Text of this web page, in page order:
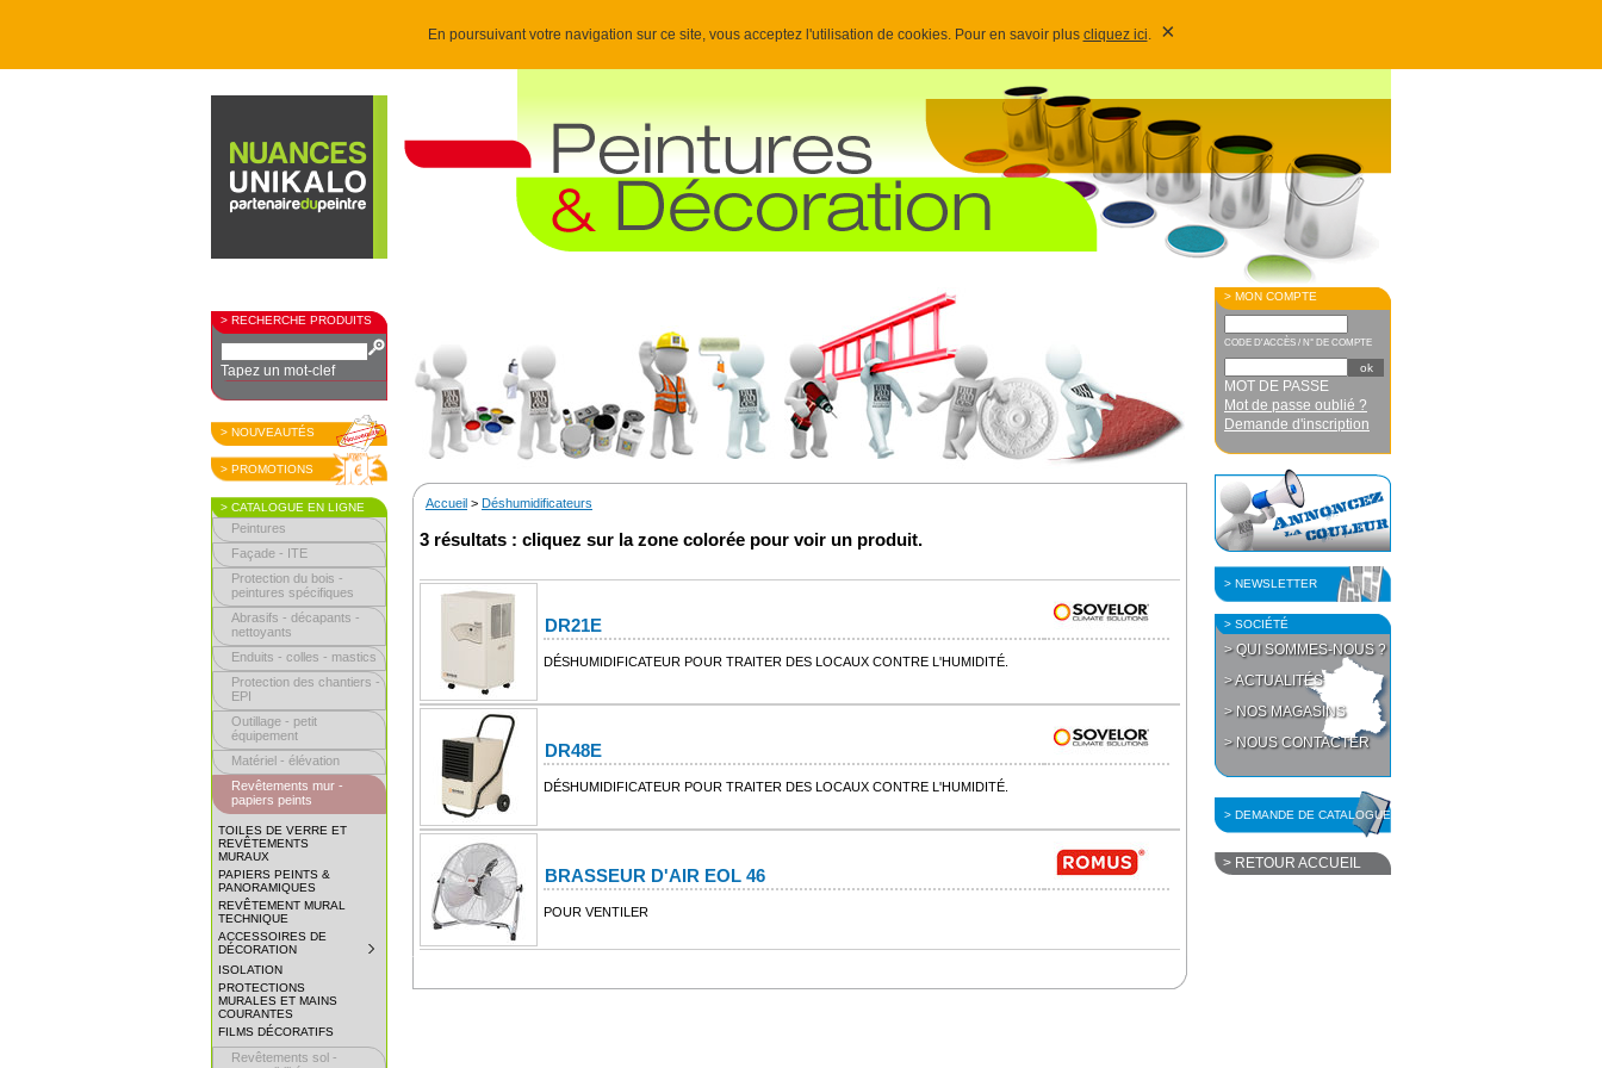
En poursuivant votre navigation sur ce site, vous acceptez l'utilisation de cookies. Pour en savoir plus cliquez ici. ×
> RECHERCHE PRODUITS
Tapez un mot-clef
> NOUVEAUTÉS
> PROMOTIONS
> CATALOGUE EN LIGNE
Peintures
Façade - ITE
Protection du bois -
peintures spécifiques
Abrasifs - décapants -
nettoyants
Enduits - colles - mastics
Protection des chantiers -
EPI
Outillage - petit
équipement
Matériel - élévation
Revêtements mur -
papiers peints
TOILES DE VERRE ET
REVÊTEMENTS
MURAUX
PAPIERS PEINTS &
PANORAMIQUES
REVÊTEMENT MURAL
TECHNIQUE
ACCESSOIRES DE
DÉCORATION
SUBMENU
ISOLATION
PROTECTIONS
MURALES ET MAINS
COURANTES
FILMS DÉCORATIFS
Revêtements sol -
Accueil > Déshumidificateurs
3 résultats : cliquez sur la zone colorée pour voir un produit.
DR21E
DÉSHUMIDIFICATEUR POUR TRAITER DES LOCAUX CONTRE L'HUMIDITÉ.
DR48E
DÉSHUMIDIFICATEUR POUR TRAITER DES LOCAUX CONTRE L'HUMIDITÉ.
BRASSEUR D'AIR EOL 46
POUR VENTILER
> MON COMPTE
CODE D'ACCÈS / N° DE COMPTE
MOT DE PASSE
Mot de passe oublié ?
Demande d'inscription
> NEWSLETTER
> SOCIÉTÉ
> QUI SOMMES-NOUS ?
> ACTUALITÉS
> NOS MAGASINS
> NOUS CONTACTER
> DEMANDE DE CATALOGUE
> RETOUR ACCUEIL